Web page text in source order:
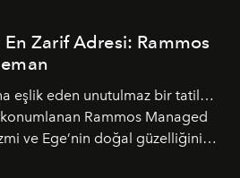
En Zarif Adresi: Rammos
eşlik eden unutulmaz bir tatil…
Rammos Managed
ve Ege’nin doğal güzelliğini